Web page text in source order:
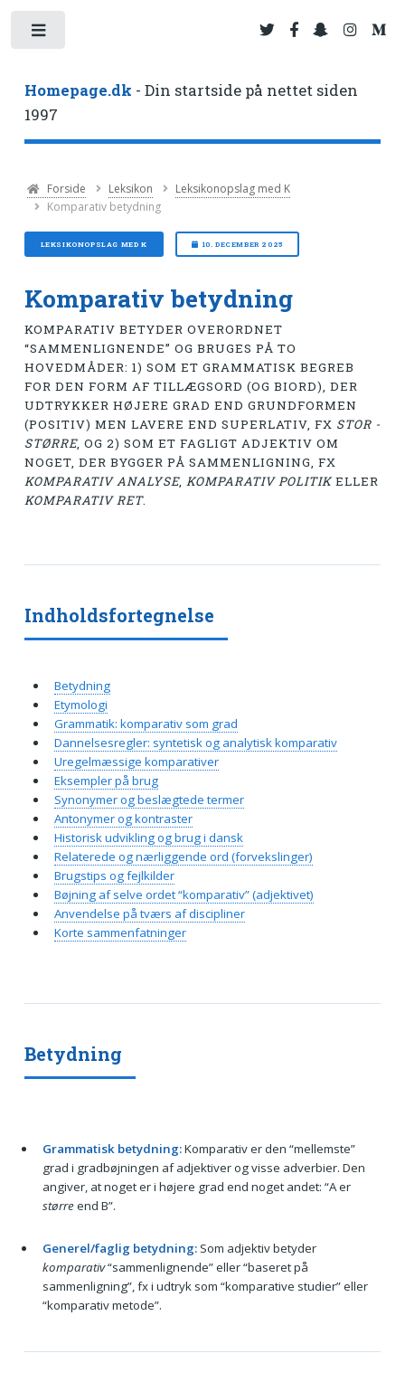
Homepage.dk - Din startside på nettet siden
1997
Forside Leksikon
Leksikonopslag med K
Komparativ betydning
LEKSIKONOPSLAG MED K 10. DECEMBER 2025
Komparativ betydning
KOMPARATIV BETYDER OVERORDNET
“SAMMENLIGNENDE” OG BRUGES PÅ TO
HOVEDMÅDER: 1) SOM ET GRAMMATISK BEGREB
FOR DEN FORM AF TILLÆGSORD (OG BIORD), DER
UDTRYKKER HØJERE GRAD END GRUNDFORMEN
(POSITIV) MEN LAVERE END SUPERLATIV, FX STOR -
STØRRE, OG 2) SOM ET FAGLIGT ADJEKTIV OM
NOGET, DER BYGGER PÅ SAMMENLIGNING, FX
KOMPARATIV ANALYSE, KOMPARATIV POLITIKELLER
KOMPARATIV RET.
Betydning
Grammatisk betydning:Komparativ er den “mellemste”
grad i gradbøjningen af adjektiver og visse adverbier. Den
angiver, at noget er i højere grad end noget andet: “A er
størreend B”.
Generel/faglig betydning:Som adjektiv betyder
komparativ“sammenlignende” eller “baseret på
sammenligning”, fx i udtryk som “komparative studier” eller
“komparativ metode”.
Indholdsfortegnelse
Betydning
Etymologi
Grammatik: komparativ som grad
Dannelsesregler: syntetisk og analytisk komparativ
Uregelmæssige komparativer
Eksempler på brug
Synonymer og beslægtede termer
Antonymer og kontraster
Historisk udvikling og brug i dansk
Relaterede og nærliggende ord (forvekslinger)
Brugstips og fejlkilder
Bøjning af selve ordet “komparativ” (adjektivet)
Anvendelse på tværs af discipliner
Korte sammenfatninger